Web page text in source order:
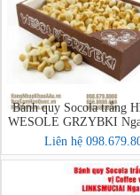
Bánh quy Socola trắng
WESOLE GRZYBKI
Liên hệ